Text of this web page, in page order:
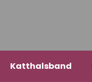
Katthalsband